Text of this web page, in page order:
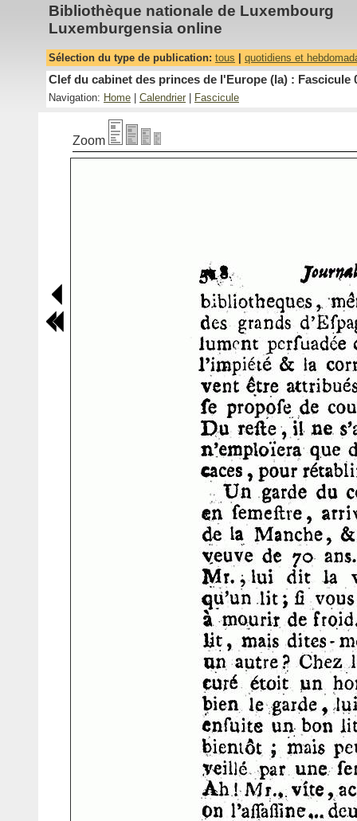
Bibliothèque nationale de Luxembourg
Luxemburgensia online
Sélection du type de publication: tous quotidiens et
Clef du cabinet des princes de l'Europe (la) : Fascicule
Navigation: Home Calendrier Fascicule
Zoom